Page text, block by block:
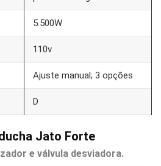
5.500W
110v
Ajuste manual; 3 opções
D
Jato Forte
e válvula desviadora.